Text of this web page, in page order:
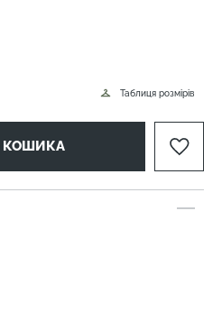
Таблиця розмірів
КОШИКА